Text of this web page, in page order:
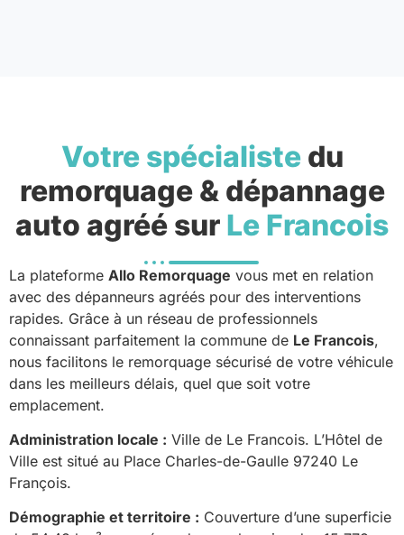
Votre spécialistedu
remorquage & dépannage
auto agréé sur Le Francois
La plateforme Allo Remorquage vous met en relation
avec des dépanneurs agréés pour des interventions
rapides. Grâce à un réseau de professionnels
connaissant parfaitement la commune de Le Francois,
nous facilitons le remorquage sécurisé de votre véhicule
dans les meilleurs délais, quel que soit votre
emplacement.
Administration locale : Ville de Le Francois. L’Hôtel de
Ville est situé au Place Charles-de-Gaulle 97240 Le
François.
Démographie et territoire : Couverture d’une superficie